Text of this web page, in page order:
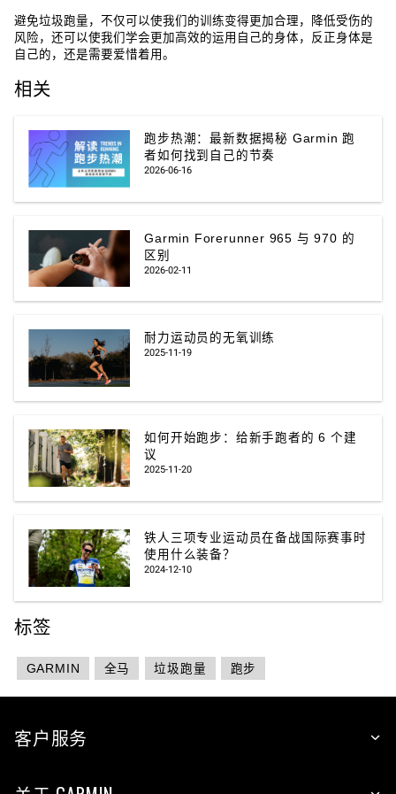
避免垃圾跑量，不仅可以使我们的训练变得更加合理，降低受伤的
风险，还可以使我们学会更加高效的运用自己的身体，反正身体是
自己的，还是需要爱惜着用。
相关
跑步热潮：最新数据揭秘 Garmin 跑
者如何找到自己的节奏
2026-06-16
Garmin Forerunner 965 与 970 的
区别
2026-02-11
耐力运动员的无氧训练
2025-11-19
如何开始跑步：给新手跑者的 6 个建
议
2025-11-20
铁人三项专业运动员在备战国际赛事时
使用什么装备？
2024-12-10
标签
GARMIN 全马 垃圾跑量 跑步
客户服务